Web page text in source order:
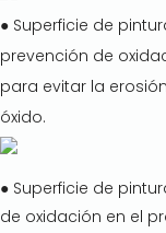
● Superficie de
prevención de
para evitar la
óxido.
● Superficie de
de oxidación en el